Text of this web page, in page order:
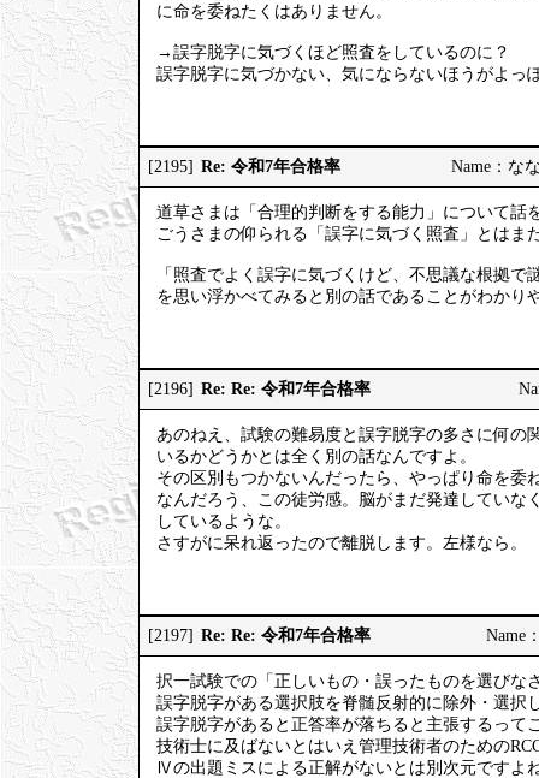
に命を委ねたくはありません。
→誤字脱字に気づくほど照査をしているのに？
誤字脱字に気づかない、気にならないほうがよっ
[2195] Re: 令和7年合格率 Name：な
道草さまは「合理的判断をする能力」について話
ごうさまの仰られる「誤字に気づく照査」とはま
「照査でよく誤字に気づくけど、不思議な根拠で
を思い浮かべてみると別の話であることがわかり
[2196] Re: Re: 令和7年合格率
あのねえ、試験の難易度と誤字脱字の多さに何の
いるかどうかとは全く別の話なんですよ。
その区別もつかないんだったら、やっぱり命を委
なんだろう、この徒労感。脳がまだ発達してい
しているような。
さすがに呆れ返ったので離脱します。左様なら。
[2197] Re: Re: 令和7年合格率 Name
択一試験での「正しいもの・誤ったものを選びな
誤字脱字がある選択肢を脊髄反射的に除外・選択
誤字脱字があると正答率が落ちると主張するって
技術士に及ばないとはいえ管理技術者のための
Ⅳの出題ミスによる正解がないとは別次元ですよ